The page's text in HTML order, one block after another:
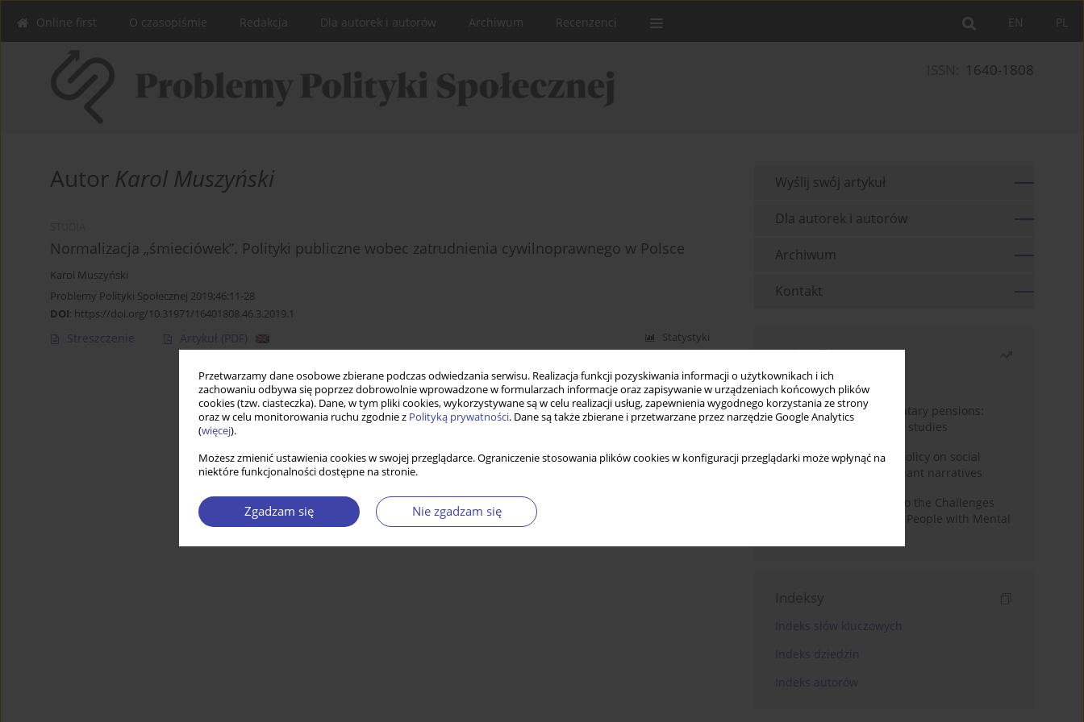
Przetwarzamy dane osobowe zbierane podczas odwiedzania serwisu. Realizacja funkcji pozyskiwania informacji o użytkownikach i ich
zachowaniu odbywa się poprzez dobrowolnie wprowadzone w formularzach informacje oraz zapisywanie w urządzeniach końcowych plików
cookies (tzw. ciasteczka). Dane, w tym pliki cookies, wykorzystywane są w celu realizacji usług, zapewnienia wygodnego korzystania ze strony
oraz w celu monitorowania ruchu zgodnie z Polityką prywatności. Dane są także zbierane i przetwarzane przez narzędzie Google Analytics
(więcej).
Możesz zmienić ustawienia cookies w swojej przeglądarce. Ograniczenie stosowania plików cookies w konfiguracji przeglądarki może wpłynąć na
niektóre funkcjonalności dostępne na stronie.
Zgadzam się Nie zgadzam się
PL
EN
Online first O czasopiśmie Redakcja Dla autorek i autorów Archiwum Recenzenci
1640-1808
Autor Karol Muszyński
Normalizacja „śmieciówek”. Polityki publiczne wobec zatrudnienia cywilnoprawnego w Polsce
Karol Muszyński
Problemy Polityki Społecznej 2019;46:11-28
DOI: https://doi.org/10.31971/16401808.46.3.2019.1
Streszczenie Artykuł (PDF) Statystyki
Wyślij swój artykuł
Dla autorek i autorów
Archiwum
Kontakt
Najczęściej czytane
Miesiąc
Rok
Auto-enrolment in voluntary pensions:
Comparative OECD case studies
Delegitimizing climate policy on social
media platforms: Dominant narratives
Bibliometric Insights into the Challenges
and Needs of Homeless People with Mental
Indeksy
Indeks słów kluczowych
Indeks dziedzin
Indeks autorów